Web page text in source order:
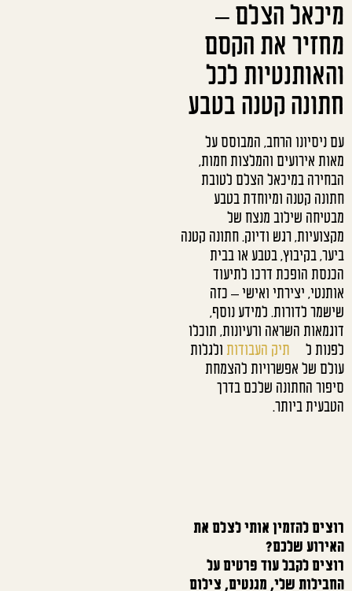
מיכאל הצלם –
מחזיר את הקסם
והאותנטיות לכל
חתונה קטנה בטבע
עם ניסיונו הרחב, המבוסס על
מאות אירועים והמלצות חמות,
הבחירה במיכאל הצלם לטובת
חתונה קטנה ומיוחדת בטבע
מבטיחה שילוב מנצח של
מקצועיות, רגש ודיוק. חתונה קטנה
ביער, בקיבוץ, בטבע או בבית
הכנסת הופכת דרכו לתיעוד
אותנטי, יצירתי ואישי – כזה
שישמר לדורות. למידע נוסף,
דוגמאות השראה ורעיונות, תוכלו
לפנות ל
תיק העבודות ולגלות
עולם של אפשרויות להצמחת
סיפור החתונה שלכם בדרך
הטבעית ביותר.
רוצים להזמין אותי לצלם את
האירוע שלכם?
רוצים לקבל עוד פרטים על
החבילות שלי, מגנטים, צילום